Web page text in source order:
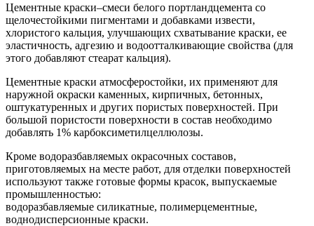
Цементные краски–смеси белого портландцемента со
щелочестойкими пигментами и добавками извести,
хлористого кальция, улучшающих схватывание краски, ее
эластичность, адгезию и водоотталкивающие свойства (для
этого добавляют стеарат кальция).
Цементные краски атмосферостойки, их применяют для
наружной окраски каменных, кирпичных, бетонных,
оштукатуренных и других пористых поверхностей. При
большой пористости поверхности в состав необходимо
добавлять 1% карбоксиметилцеллюлозы.
Кроме водоразбавляемых окрасочных составов,
приготовляемых на месте работ, для отделки поверхностей
используют также готовые формы красок, выпускаемые
промышленностью:
водоразбавляемые силикатные, полимерцементные,
воднодисперсионные краски.